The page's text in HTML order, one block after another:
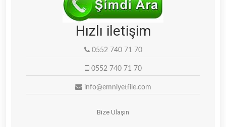
Hızlı iletişim
0552 740 71 70
0552 740 71 70
info@emniyetfile.com
Bize Ulaşın